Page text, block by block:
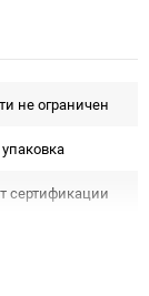
не ограничен
сертификации